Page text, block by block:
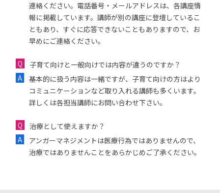
連絡ください。電話番号・メールアドレスは、各講座情
報に掲載しています。講師が別の講座に登壇しているこ
ともあり、すぐに応答できないこともありますので、お
早めにご連絡ください。
子育て向けと一般向けでは内容が違うのですか？
基本的に扱う内容は一緒ですが、子育て向けの方はより
コミュニケーションなど取り入れる講師も多くいます。
詳しくは各担当講師にお問い合わせ下さい。
治療として使えますか？
アンガーマネジメントは医療行為ではありませんので、
治療ではありませんことをあらかじめご了承ください。